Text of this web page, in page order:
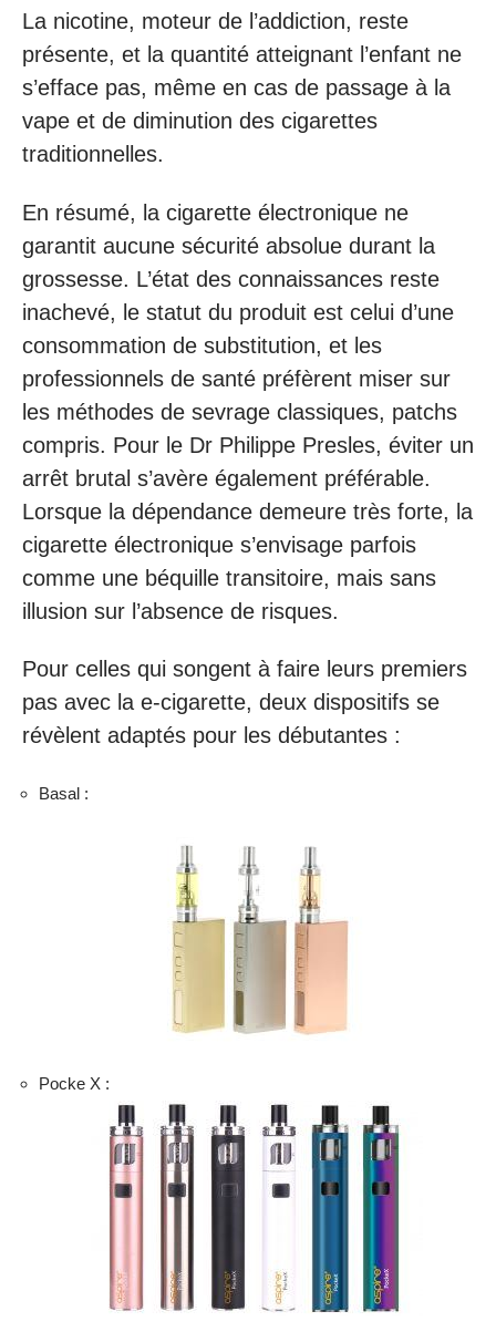
La nicotine, moteur de l’addiction, reste
présente, et la quantité atteignant l’enfant ne
s’efface pas, même en cas de passage à la
vape et de diminution des cigarettes
traditionnelles.
En résumé, la cigarette électronique ne
garantit aucune sécurité absolue durant la
grossesse. L’état des connaissances reste
inachevé, le statut du produit est celui d’une
consommation de substitution, et les
professionnels de santé préfèrent miser sur
les méthodes de sevrage classiques, patchs
compris. Pour le Dr Philippe Presles, éviter un
arrêt brutal s’avère également préférable.
Lorsque la dépendance demeure très forte, la
cigarette électronique s’envisage parfois
comme une béquille transitoire, mais sans
illusion sur l’absence de risques.
Pour celles qui songent à faire leurs premiers
pas avec la e-cigarette, deux dispositifs se
révèlent adaptés pour les débutantes :
Basal :
Pocke X :